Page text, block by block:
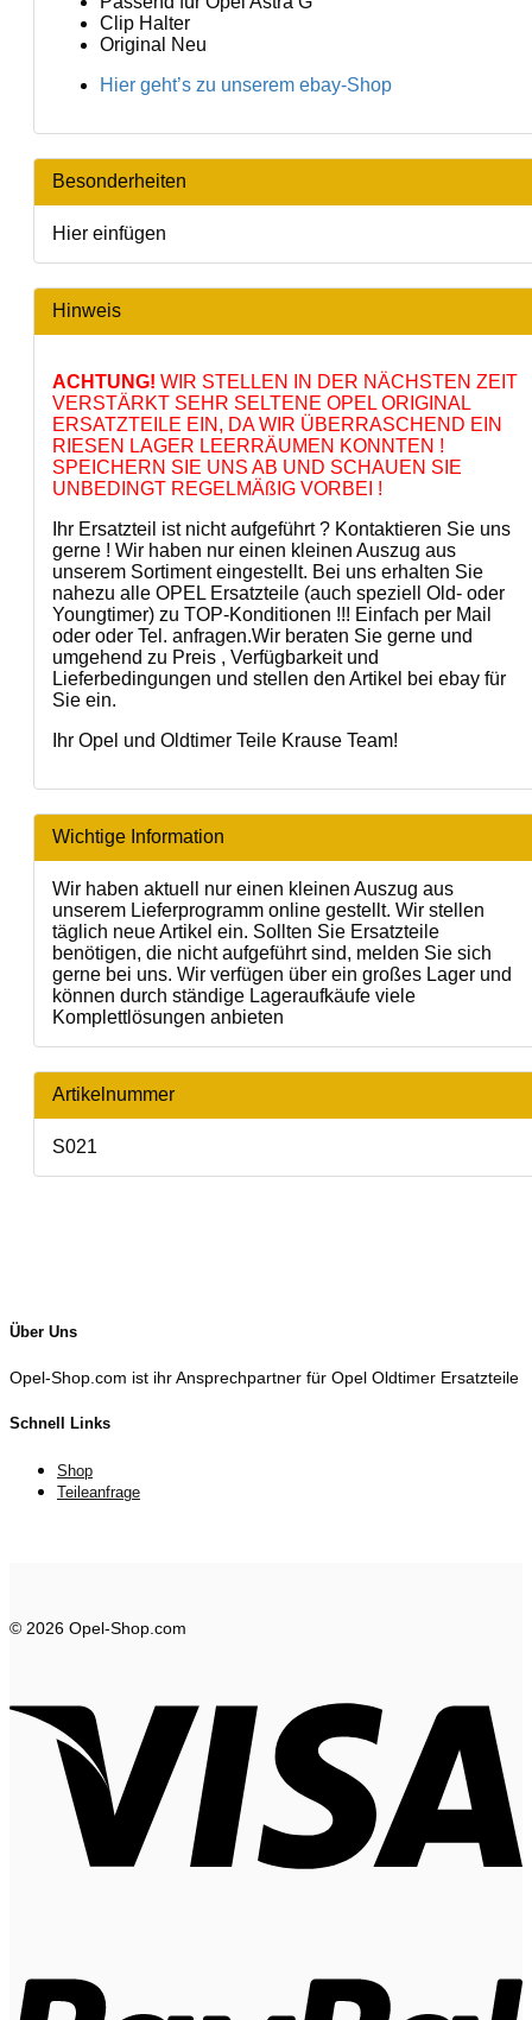
Clip Halter
Original Neu
Hier geht’s zu unserem ebay-Shop
Besonderheiten
Hier einfügen
Hinweis
ACHTUNG! WIR STELLEN IN DER NÄCHSTEN ZEIT
VERSTÄRKT SEHR SELTENE OPEL ORIGINAL
ERSATZTEILE EIN, DA WIR ÜBERRASCHEND EIN
RIESEN LAGER LEERRÄUMEN KONNTEN !
SPEICHERN SIE UNS AB UND SCHAUEN SIE
UNBEDINGT REGELMÄßIG VORBEI !
Ihr Ersatzteil ist nicht aufgeführt ? Kontaktieren Sie uns
gerne ! Wir haben nur einen kleinen Auszug aus
unserem Sortiment eingestellt. Bei uns erhalten Sie
nahezu alle OPEL Ersatzteile (auch speziell Old- oder
Youngtimer) zu TOP-Konditionen !!! Einfach per Mail
oder oder Tel. anfragen.Wir beraten Sie gerne und
umgehend zu Preis , Verfügbarkeit und
Lieferbedingungen und stellen den Artikel bei ebay für
Sie ein.
Ihr Opel und Oldtimer Teile Krause Team!
Wichtige Information
Wir haben aktuell nur einen kleinen Auszug aus
unserem Lieferprogramm online gestellt. Wir stellen
täglich neue Artikel ein. Sollten Sie Ersatzteile
benötigen, die nicht aufgeführt sind, melden Sie sich
gerne bei uns. Wir verfügen über ein großes Lager und
können durch ständige Lageraufkäufe viele
Komplettlösungen anbieten
Artikelnummer
S021
Über Uns
Opel-Shop.com ist ihr Ansprechpartner für Opel Oldtimer Ersatzteile
Schnell Links
Shop
Teileanfrage
© 2026 Opel-Shop.com